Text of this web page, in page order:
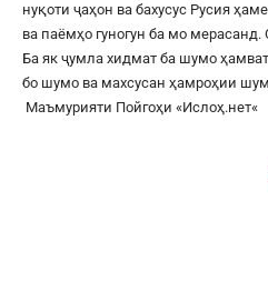
нуқоти ҷаҳон ва бахусус Русия
ва паёмҳо гуногун ба мо
Ба як ҷумла хидмат ба шумо
бо шумо ва махсусан ҳамроҳии
Маъмурияти Пойгоҳи «Ислоҳ.нет«